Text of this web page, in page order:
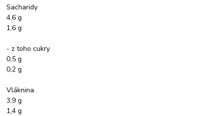
Sacharidy
4,6 g
1,6 g
- z toho cukry
0,5 g
0,2 g
Vláknina
3,9 g
1,4 g